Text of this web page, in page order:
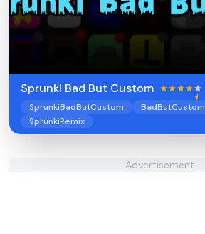
Sprunki Bad But Custom
SprunkiBadButCustom
BadButCustom
SprunkiRemix
Advertisement